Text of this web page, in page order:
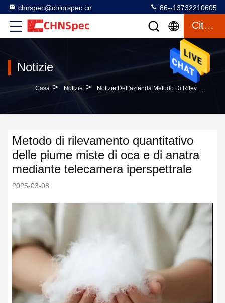
chnspec@colorspec.cn 86--13732210605
Citazione
Notizie
Casa > Notizie > Notizie Dell'azienda Metodo Di Rilevamento Quantitativo Delle Piume Miste Di Oca E Di Anatra Mediante Telecamera Iperspettrale
Metodo di rilevamento quantitativo
delle piume miste di oca e di anatra
mediante telecamera iperspettrale
2025-03-08